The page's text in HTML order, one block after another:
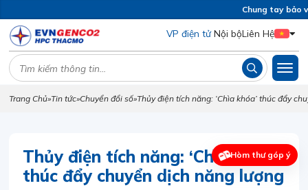
Chung tay bảo
VP điện tử Nội bộLiên Hệ
Trang Chủ»Tin tức»Chuyển đổi số»Thủy điện tích năng: ‘Chìa khóa’ thúc đẩy
Thủy điện tích năng: ‘Chìa khóa’
thúc đẩy chuyển dịch năng lượng
Hòm thư góp ý